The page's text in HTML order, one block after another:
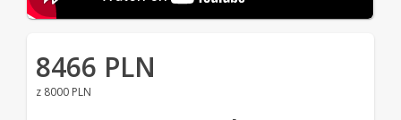
8466 PLN
z 8000 PLN